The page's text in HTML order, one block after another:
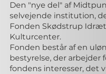
Den "nye del" af
selvejende institution,
Fonden Skødstrup
Kulturcenter.
Fonden består af en
bestyrelse, der arbejder
fondens interesser, det